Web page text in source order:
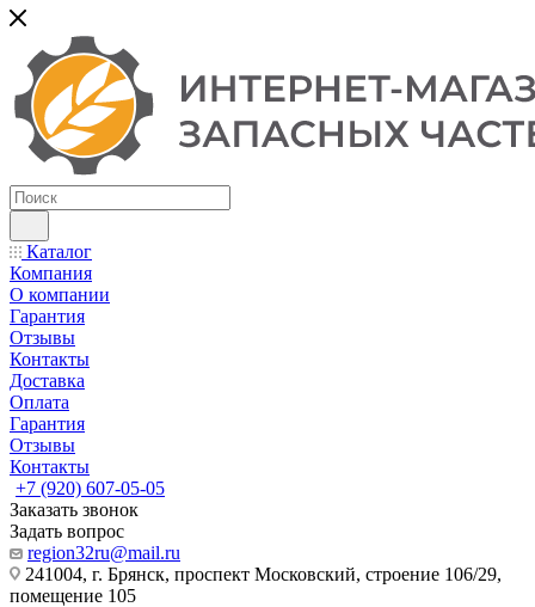
Каталог
Компания
О компании
Гарантия
Отзывы
Контакты
Доставка
Оплата
Гарантия
Отзывы
Контакты
+7 (920) 607-05-05
Заказать звонок
Задать вопрос
region32ru@mail.ru
241004, г. Брянск, проспект Московский, строение 106/29,
помещение 105